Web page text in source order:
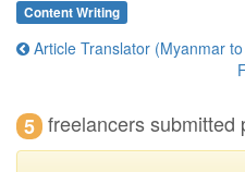
Content Writing
Article Translator (Myanmar
5 freelancers submitted